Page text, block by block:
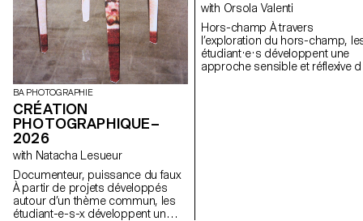
BA PHOTOGRAPHIE
CRÉATION
PHOTOGRAPHIQUE–
2026
with Natacha Lesueur
Documenteur, puissance du faux
À partir de projets développés
autour d’un thème commun, les
étudiant-e-s-x développent un
with Orsola Valenti
Hors-champ À travers
l’exploration du hors-champ,
étudiant·e·s développent une
approche sensible et réflexive